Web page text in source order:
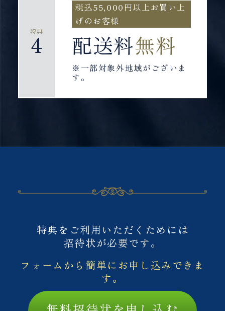
特典
4
税込55,000円以上お買い上
げのお客様
配送料無料
※一部対象外地域がございま
す。
特典をご利用いただくためには
招待状が必要です。
フォームから簡単にお申し込みできま
す。